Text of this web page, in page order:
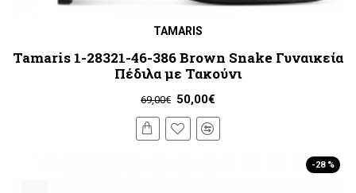
TAMARIS
Tamaris 1-28321-46-386 Brown Snake Γυναικεία
Πέδιλα με Τακούνι
50,00€
69,00€
-28 %